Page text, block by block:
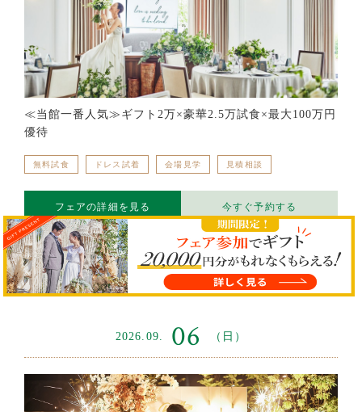
≪当館一番人気≫ギフト2万×豪華2.5万試食×最大100万円
優待
無料試食 ドレス試着 会場見学 見積相談
フェアの詳細を見る 今すぐ予約する
同日開催のフェアを
2026.09. 06 （日）